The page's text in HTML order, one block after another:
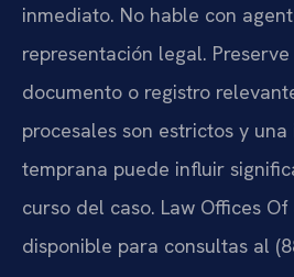
inmediato. No hable con
representación legal.
documento o registro
procesales son estrictos y
temprana puede influir
curso del caso. Law Offices Of
disponible para consultas al